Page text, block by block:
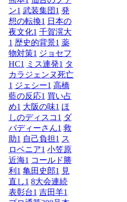
ン1 武装集団 1 発
想の転換1 日本の
夜文化1 千賀滉大
1 歴史的背景1 薬
物対策1 ジョセフ
HC1 ミス連発1 タ
カラジェンヌ死亡
1 ジェシー1 高橋
藍の反応1 買い占
め1 大阪の味1 ほ
しのディスコ 1 ダ
バディーさん1 救
助1 自己負担1 ス
ロベニア1 小笠原
近海1 コールド勝
利 1 亀田史郎1 見
直し1 8大会連続
表彰台1 吉田羊1